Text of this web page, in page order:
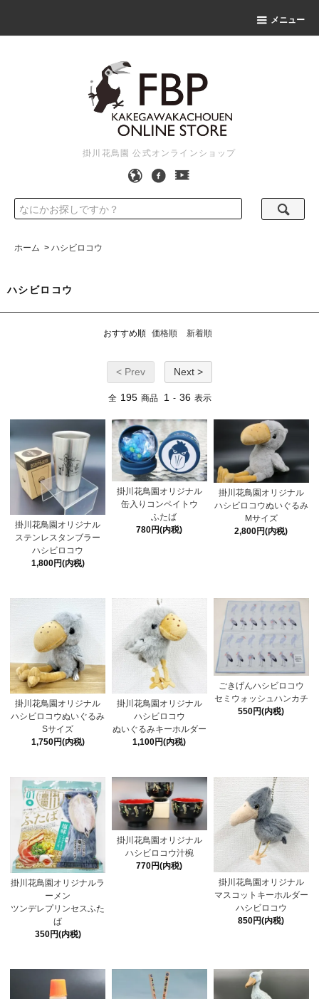
メニュー
掛川花鳥園 公式オンラインショップ
ホーム > ハシビロコウ
ハシビロコウ
おすすめ順 価格順 新着順
< Prev Next >
全 195 商品 1 - 36 表示
掛川花鳥園オリジナル
ステンレスタンブラー
ハシビロコウ
1,800円(内税)
掛川花鳥園オリジナル
缶入りコンペイトウ
ふたば
780円(内税)
掛川花鳥園オリジナル
ハシビロコウぬいぐるみ
Mサイズ
2,800円(内税)
掛川花鳥園オリジナル
ハシビロコウぬいぐるみ
Sサイズ
1,750円(内税)
掛川花鳥園オリジナル
ハシビロコウ
ぬいぐるみキーホルダー
1,100円(内税)
ごきげんハシビロコウ
セミウォッシュハンカチ
550円(内税)
掛川花鳥園オリジナルラ
ーメン
ツンデレプリンセスふた
ば
350円(内税)
掛川花鳥園オリジナル
ハシビロコウ汁椀
770円(内税)
掛川花鳥園オリジナル
マスコットキーホルダー
ハシビロコウ
850円(内税)